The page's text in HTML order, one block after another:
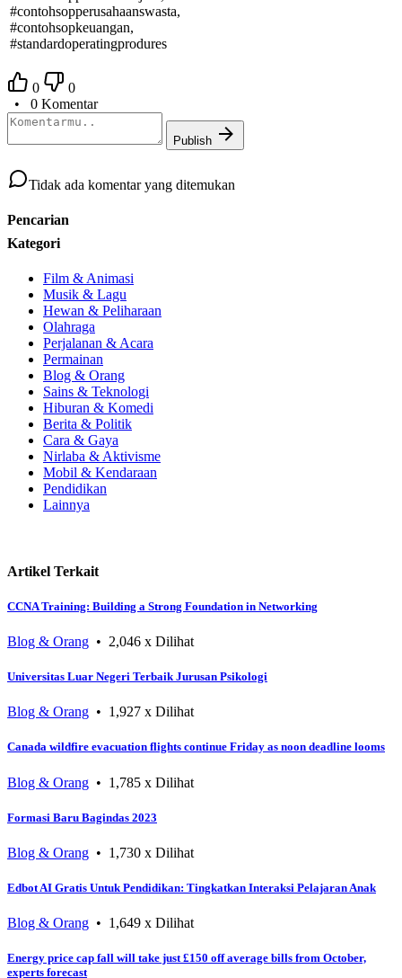
#contohsopperusahaanswasta,
#contohsopkeuangan,
#standardoperatingprodures
0
0
• 0 Komentar
Publish
Tidak ada komentar yang ditemukan
Pencarian
Kategori
Film & Animasi
Musik & Lagu
Hewan & Peliharaan
Olahraga
Perjalanan & Acara
Permainan
Blog & Orang
Sains & Teknologi
Hiburan & Komedi
Berita & Politik
Cara & Gaya
Nirlaba & Aktivisme
Mobil & Kendaraan
Pendidikan
Lainnya
Artikel Terkait
CCNA Training: Building a Strong Foundation in Networking
Blog & Orang • 2,046 x Dilihat
Universitas Luar Negeri Terbaik Jurusan Psikologi
Blog & Orang • 1,927 x Dilihat
Canada wildfire evacuation flights continue Friday as noon deadline looms
Blog & Orang • 1,785 x Dilihat
Formasi Baru Bagindas 2023
Blog & Orang • 1,730 x Dilihat
Edbot AI Gratis Untuk Pendidikan: Tingkatkan Interaksi Pelajaran Anak
Blog & Orang • 1,649 x Dilihat
Energy price cap fall will take just £150 off average bills from October,
experts forecast